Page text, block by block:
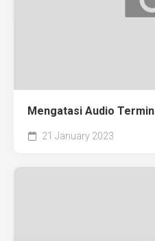
Mengatasi Audio
21 January 2023